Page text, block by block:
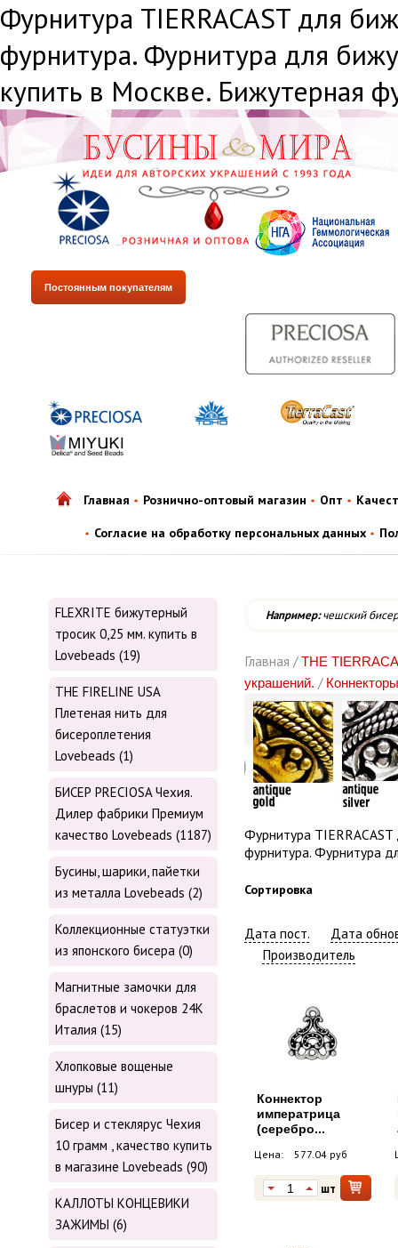
Фурнитура TIERRACAST для
фурнитура. Фурнитура для
купить в Москве. Бижутерная
Постоянным покупателям
Главная Рознично-оптовый магазин Опт
Согласие на обработку персональных данных
FLEXRITE бижутерный
тросик 0,25 мм. купить в
Lovebeads (19)
THE FIRELINE USA
Плетеная нить для
бисероплетения
Lovebeads (1)
БИСЕР PRECIOSA Чехия.
Дилер фабрики Премиум
качество Lovebeads (1187)
Бусины, шарики, пайетки
из металла Lovebeads (2)
Коллекционные статуэтки
из японского бисера (0)
Магнитные замочки для
браслетов и чокеров 24К
Италия (15)
Хлопковые вощеные
шнуры (11)
Бисер и стеклярус Чехия
10 грамм , качество купить
в магазине Lovebeads (90)
КАЛЛОТЫ КОНЦЕВИКИ
ЗАЖИМЫ (6)
Например:чешский бисер
Главная / THE
украшений. / Коннекторы
Фурнитура
фурнитура. Фурнитура
Сортировка
Дата пост.
Дата
Производитель
Коннектор
императрица
(серебро...
Цена: 577.04 руб
шт